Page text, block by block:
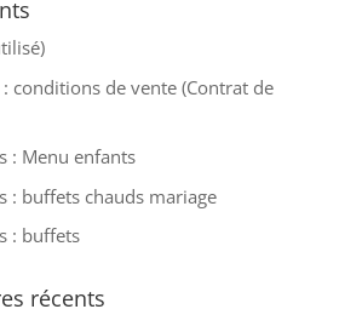
conditions de vente (Contrat de
: Menu enfants
: buffets chauds mariage
: buffets
récents